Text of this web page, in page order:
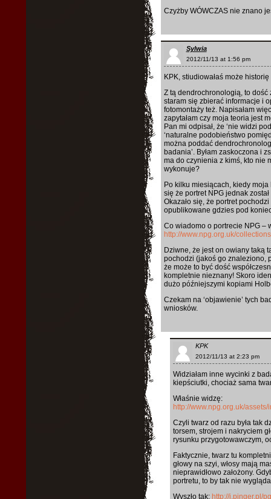
Czyżby WÓWCZAS nie znano
Sylwia
2012/11/13 at 1:56 pm
KPK, stiudiowałaś może
Z tą dendrochronologią, to
staram się zbierać informacje i
fotomontaży też. Napisałam
zapytałam czy moja teoria jest
Pan mi odpisał, że ‘nie widzi
‘naturalne podobieństwo
można poddać
badania’. Byłam zaskoczona i
ma do czynienia z kimś, kto nie
wykonuje?
Po kilku miesiącach, kiedy
się że portret NPG jednak
Okazało się, że portret
opublikowane gdzies pod
Co wiadomo o portrecie NPG –
http://www.npg.org.uk/
Dziwne, że jest on owiany taką
pochodzi (jakoś go znaleziono,
że może to być dość
kompletnie nieznany! Skoro
dużo późniejszymi kopiami
Czekam na ‘objawienie’ tych
wniosków.
KPK
2012/11/13 at 2:23 pm
Widziałam inne wycinki z
kiepściutki, chociaż sama
Właśnie widzę:
http://www.npg.org.uk/
Czyli twarz od razu była tak
torsem, strojem i nakryciem
rysunku przygotowawczym,
Faktycznie, twarz tu
głowy na szyi, włosy mają
nieprawidłowo założony.
portretu, to by tak nie
Wyszło tak: http://i.pinger.pl/